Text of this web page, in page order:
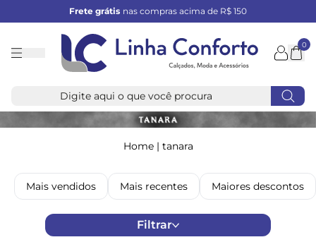
Frete grátis nas compras acima de R$ 150
Linha
0
Home| tanara
Mais vendidos Mais recentes Maiores descontos
Filtrar